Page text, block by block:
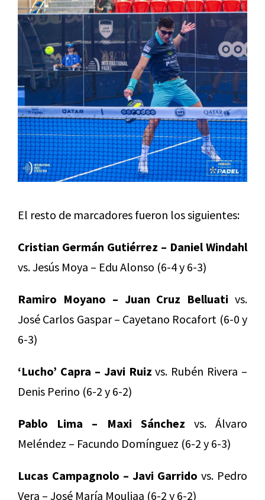
El resto de marcadores fueron los siguientes:
Cristian Germán Gutiérrez – Daniel Windahl
vs. Jesús Moya – Edu Alonso (6-4 y 6-3)
Ramiro Moyano – Juan Cruz Belluati vs.
José Carlos Gaspar – Cayetano Rocafort (6-0 y
6-3)
‘Lucho’ Capra – Javi Ruiz vs. Rubén Rivera –
Denis Perino (6-2 y 6-2)
Pablo Lima – Maxi Sánchez vs. Álvaro
Meléndez – Facundo Domínguez (6-2 y 6-3)
Lucas Campagnolo – Javi Garrido vs. Pedro
Vera – José María Mouliaa (6-2 y 6-2)